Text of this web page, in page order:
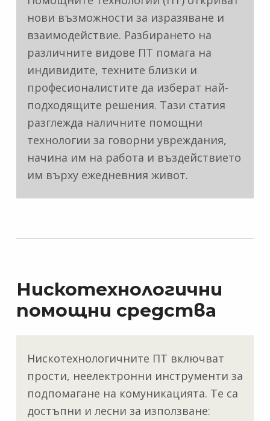
нови възможности за изразяване и
взаимодействие. Разбирането на
различните видове ПТ помага на
индивидите, техните близки и
професионалистите да изберат най-
подходящите решения. Тази статия
разглежда наличните помощни
технологии за говорни увреждания,
начина им на работа и въздействието
им върху ежедневния живот.
Нискотехнологични
помощни средства
Нискотехнологичните ПТ включват
прости, неелектронни инструменти за
подпомагане на комуникацията. Те са
достъпни и лесни за използване: